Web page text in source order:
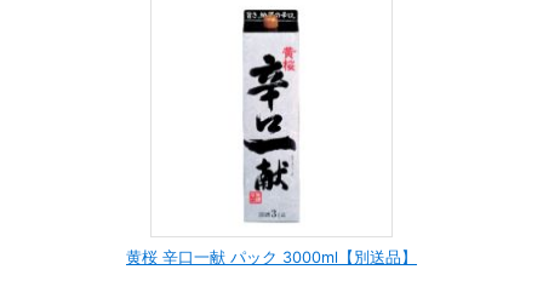
黄桜 辛口一献 パック 3000ml【別送品】